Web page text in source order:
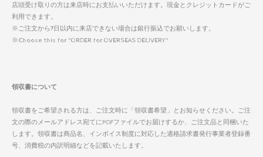
店頭受け取りの方は来店時にお支払いいただけます。現金とクレジットカードがご
利用できます。
※ご注文から7日以内に来店できない場合は銀行振込でお願いします。
※Choose this for "ORDER for OVERSEAS DELIVERY"
領収書について
領収書をご希望される方は、ご注文時に「領収書希望」とお知らせください。ご注
文の際のメールアドレス宛てにPDFファイルでお届けするか、ご注文品と同梱いた
します。領収書は商品名、インボイス制度に対応した適格請求書発行事業者登録番
号、消費税の内訳明細などを記載いたします。